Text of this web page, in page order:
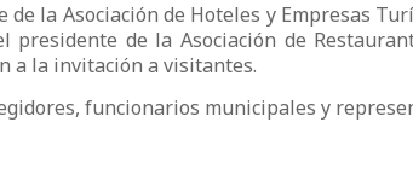
la Asociación de Hoteles y Empresas
presidente de la Asociación de
a la invitación a visitantes.
funcionarios municipales y